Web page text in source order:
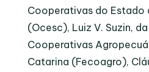
Cooperativas do Estado
(Ocesc), Luiz V. Suzin,
Cooperativas
Catarina (Fecoagro),